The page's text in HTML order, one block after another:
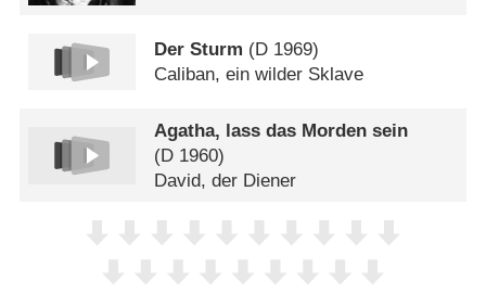
Der Sturm (D 1969)
Caliban, ein wilder Sklave
Agatha, lass das Morden sein
(D 1960)
David, der Diener